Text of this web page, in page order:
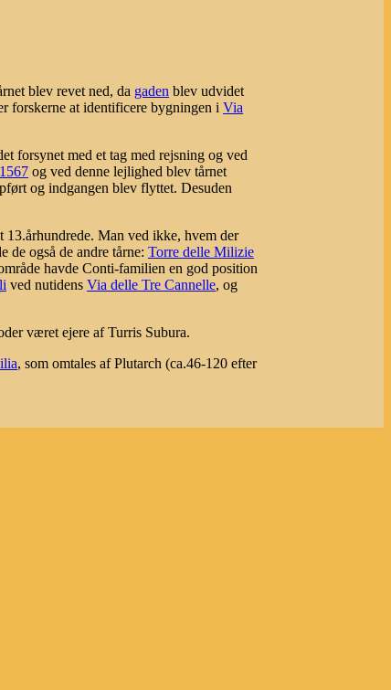
blev revet ned, da gaden blev udvidet
forskerne at identificere bygningen i Via
forsynet med et tag med rejsning og ved
1567 og ved denne lejlighed blev tårnet
og indgangen blev flyttet. Desuden
13.århundrede. Man ved ikke, hvem der
de også de andre tårne: Torre delle Milizie
havde Conti-familien en god position
ved nutidens Via delle Tre Cannelle, og
været ejere af Turris Subura.
, som omtales af Plutarch (ca.46-120 efter